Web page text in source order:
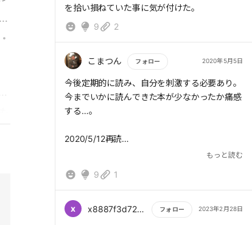
> 7つの習慣とは、「依存」から「自立」、
「相互依存」へと至る、成長の連続体を導くプ
ロセスでもある。
> そのプロセスは、「私的成功の習慣(第1～第
3の習慣)」、「公的成功の習慣(第4～第6の習
慣)」、「再新再生の習慣(第7の習慣)」と大き
第3の習慣 最優先事項を優先する
第5の習慣 まず理解に徹し、そして理解される
を拾い損ねていた事に気が付けた。
9
2
こまつん フォロー 2020年5月5日
もっと読む
今後定期的に読み、自分を刺激する必要あり。
今までいかに読んできた本が少なかったか痛感
する…。
2020/5/12再読
もっと読む
9 1
x x8887f3d72lm68 フォロー 2023年2月28日